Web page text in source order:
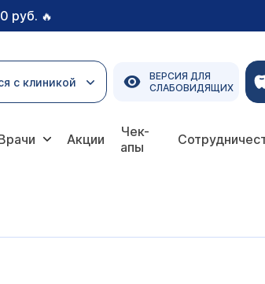
руб. 🔥
с клиникой
ВЕРСИЯ ДЛЯ
СЛАБОВИДЯЩИХ
Акции
Чек-
апы